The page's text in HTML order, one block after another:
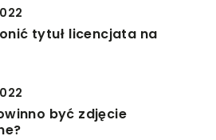
tytuł licencjata na
być zdjęcie